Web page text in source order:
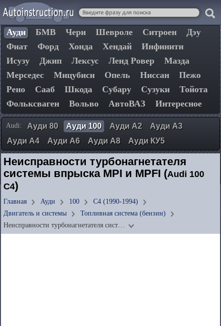
Ауди БМВ Чери Шевроле Ситроен
Дэу
Фиат
Форд Хонда Хендай
Инфинити
Исузу
Джип Лексус Ленд Ровер
Мазда
Мерседес
Мицубиси Опель Ниссан
Пежо
Рено
Сааб Шкода Субару Сузуки
Тойота
Фольксваген
Вольво АвтоВАЗ Интересное
Audi: Ауди 80 Ауди 100 Ауди А2
Ауди А3
Ауди А4
Ауди А6 Ауди А8 Ауди КУ5
Неисправности турбонагнетателя
системы впрыска MPI и MPFI (Audi 100
C4)
Главная Ауди 100
C4 (1990-1994)
Двигатель и системы
Топливная система (бензин)
Неисправности турбонагнетателя сист…